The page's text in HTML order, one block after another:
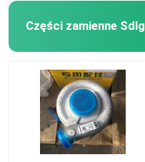
Produkty
O nas
Części zamienne Sdlg